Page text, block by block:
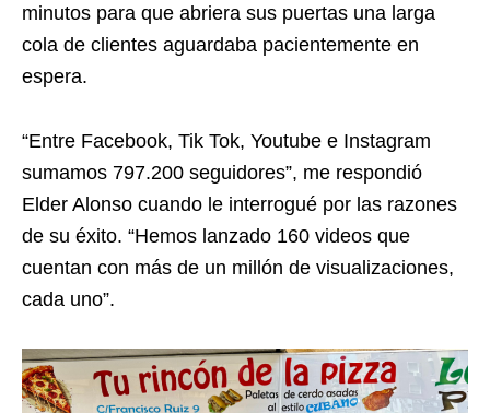
minutos para que abriera sus puertas una larga
cola de clientes aguardaba pacientemente en
espera.
“Entre Facebook, Tik Tok, Youtube e Instagram
sumamos 797.200 seguidores”, me respondió
Elder Alonso cuando le interrogué por las razones
de su éxito. “Hemos lanzado 160 videos que
cuentan con más de un millón de visualizaciones,
cada uno”.